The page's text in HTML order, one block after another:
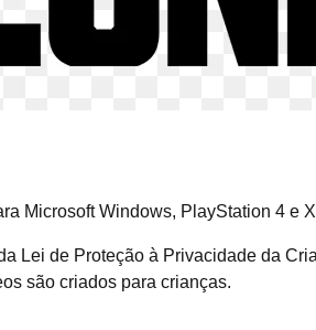
Microsoft Windows, PlayStation 4 e
Lei de Proteção à Privacidade da
são criados para crianças.